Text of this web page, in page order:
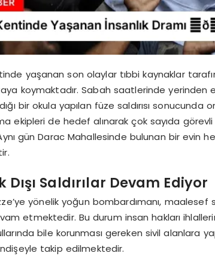
yaşanan son olaylar tıbbi kaynaklar
koymaktadır. Sabah saatlerinde yerinden
bir okula yapılan füze saldırısı
ekipleri de hedef alınarak çok sayıda görevli
gün Darac Mahallesinde bulunan bir evin
Dışı Saldırılar Devam Ediyor
yönelik yoğun bombardımanı,
etmektedir. Bu durum insan hakları
bile korunması gereken sivil alanlara
takip edilmektedir.